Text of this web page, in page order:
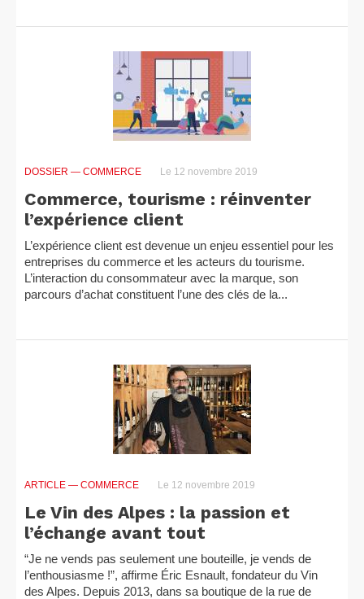
DOSSIER — COMMERCE Le 12 novembre 2019
Commerce, tourisme : réinventer
l’expérience client
L’expérience client est devenue un enjeu essentiel pour les
entreprises du commerce et les acteurs du tourisme.
L’interaction du consommateur avec la marque, son
parcours d’achat constituent l’une des clés de la...
ARTICLE — COMMERCE Le 12 novembre 2019
Le Vin des Alpes : la passion et
l’échange avant tout
“Je ne vends pas seulement une bouteille, je vends de
l’enthousiasme !”, affirme Éric Esnault, fondateur du Vin
des Alpes. Depuis 2013, dans sa boutique de la rue de